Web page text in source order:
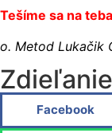
Tešíme sa na
o. Metod Lukačik
Facebook